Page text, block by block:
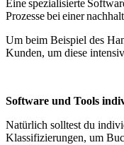
Eine spezialisierte
Prozesse bei einer
Um beim Beispiel des
Kunden, um diese
Software und Tools
Natürlich solltest du
Klassifizierungen, um